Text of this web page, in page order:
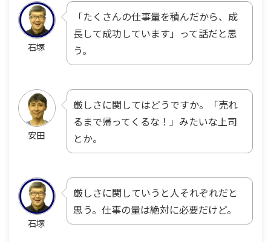
石塚
「たくさんの仕事量を積んだから、成
長して成功しています」って話だと思
う。
安田
厳しさに関してはどうですか。「売れ
るまで帰ってくるな！」みたいな上司
とか。
石塚
厳しさに関していうと人それぞれだと
思う。仕事の量は絶対に必要だけど。